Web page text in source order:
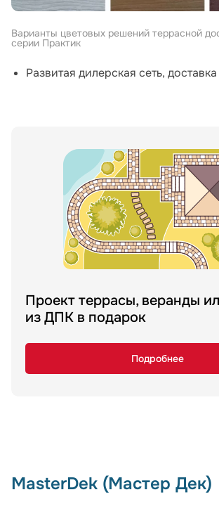
Варианты цветовых решений террасной
серии Практик
Развитая дилерская сеть,
Проект террасы, веранды
из ДПК в подарок
Подробнее
MasterDek (Мастер Дек)